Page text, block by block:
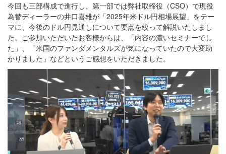
今回も三部構成で進行し、第一部では弊社取締役（CSO）で現役
為替ディーラーの井口喜雄が「2025年米ドル円相場展望」をテー
マに、今後のドル円見通しについて要点を絞って解説いたしまし
た。ご参加いただいたお客様からは、「内容の濃いセミナーでし
た」、「米国のファンダメンタルズが気になっていたので大変助
かりました」などというご感想をいただきました。